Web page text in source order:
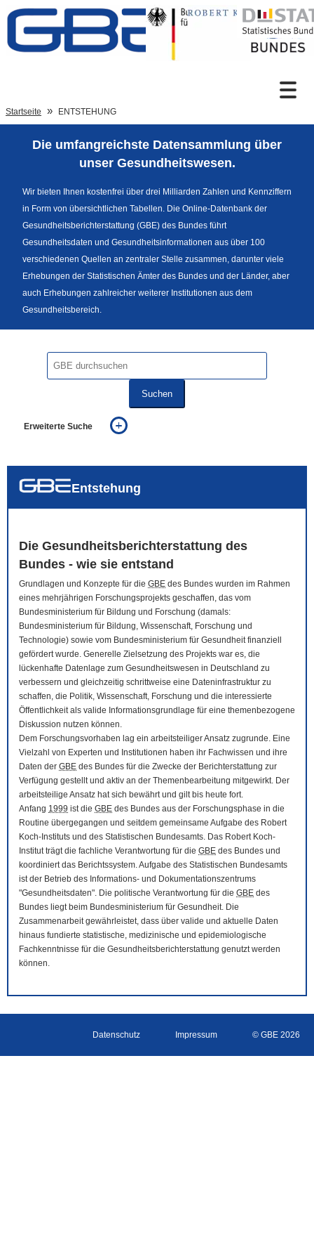
Zum Inhalt
Sprachumschaltung
Fußzeile
Startseite ENTSTEHUNG
Die umfangreichste Datensammlung über
unser Gesundheitswesen.
Wir bieten Ihnen kostenfrei über drei Milliarden Zahlen und Kennziffern
in Form von übersichtlichen Tabellen. Die Online-Datenbank der
Gesundheitsberichterstattung (GBE) des Bundes führt
Gesundheitsdaten und Gesundheitsinformationen aus über 100
verschiedenen Quellen an zentraler Stelle zusammen, darunter viele
Erhebungen der Statistischen Ämter des Bundes und der Länder, aber
auch Erhebungen zahlreicher weiterer Institutionen aus dem
Gesundheitsbereich.
Suchen
Erweiterte Suche
auch in allen Texten suchen (Volltextsuche)
Entstehung
Die Gesundheitsberichterstattung des
Bundes - wie sie entstand
Grundlagen und Konzepte für die GBE des Bundes wurden im Rahmen
eines mehrjährigen Forschungsprojekts geschaffen, das vom
Bundesministerium für Bildung und Forschung (damals:
Bundesministerium für Bildung, Wissenschaft, Forschung und
Technologie) sowie vom Bundesministerium für Gesundheit finanziell
gefördert wurde. Generelle Zielsetzung des Projekts war es, die
lückenhafte Datenlage zum Gesundheitswesen in Deutschland zu
verbessern und gleichzeitig schrittweise eine Dateninfrastruktur zu
schaffen, die Politik, Wissenschaft, Forschung und die interessierte
Öffentlichkeit als valide Informationsgrundlage für eine themenbezogene
Diskussion nutzen können.
Dem Forschungsvorhaben lag ein arbeitsteiliger Ansatz zugrunde. Eine
Vielzahl von Experten und Institutionen haben ihr Fachwissen und ihre
Daten der GBE des Bundes für die Zwecke der Berichterstattung zur
Verfügung gestellt und aktiv an der Themenbearbeitung mitgewirkt. Der
arbeitsteilige Ansatz hat sich bewährt und gilt bis heute fort.
Anfang 1999 ist die GBE des Bundes aus der Forschungsphase in die
Routine übergegangen und seitdem gemeinsame Aufgabe des Robert
Koch-Instituts und des Statistischen Bundesamts. Das Robert Koch-
Institut trägt die fachliche Verantwortung für die GBE des Bundes und
koordiniert das Berichtssystem. Aufgabe des Statistischen Bundesamts
ist der Betrieb des Informations- und Dokumentationszentrums
"Gesundheitsdaten". Die politische Verantwortung für die GBE des
Bundes liegt beim Bundesministerium für Gesundheit. Die
Zusammenarbeit gewährleistet, dass über valide und aktuelle Daten
hinaus fundierte statistische, medizinische und epidemiologische
Fachkenntnisse für die Gesundheitsberichterstattung genutzt werden
können.
Datenschutz Impressum © GBE 2026